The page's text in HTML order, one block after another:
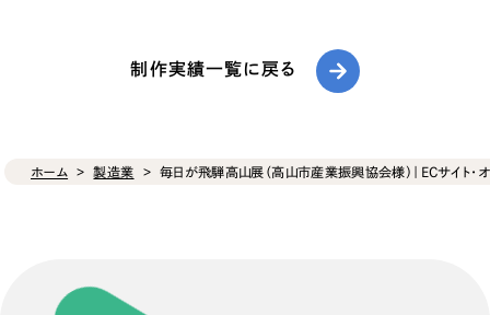
制作実績一覧に戻る
ホーム 製造業 毎日が飛騨高山展（高山市産業振興協会様）｜ECサイト・